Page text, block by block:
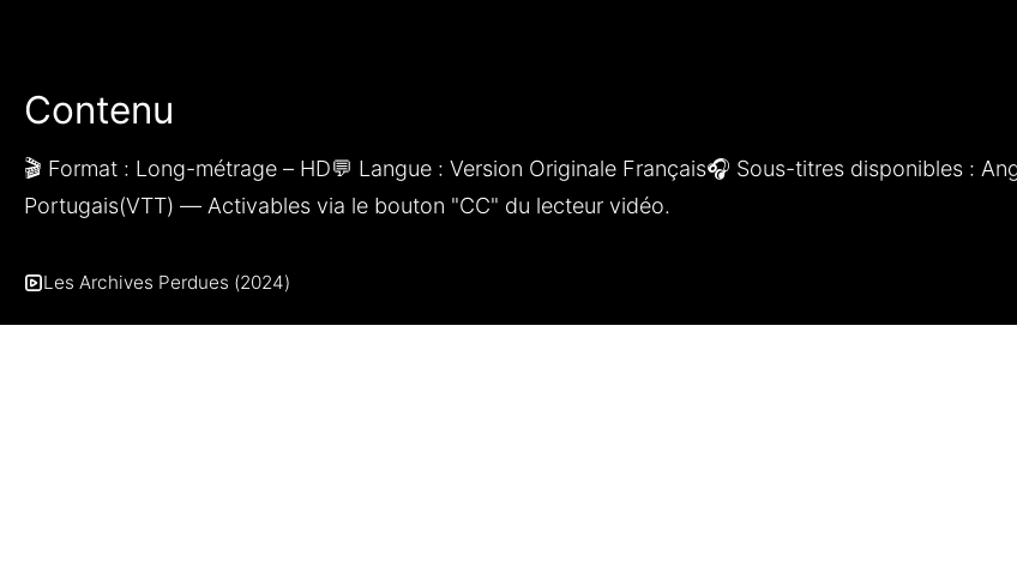
Contenu
🎬 Format : Long-métrage – HD💬 Langue : Version Originale Français🎧 Sous-titres disponibles :
Portugais(VTT) — Activables via le bouton "CC" du lecteur vidéo.
Les Archives Perdues (2024)